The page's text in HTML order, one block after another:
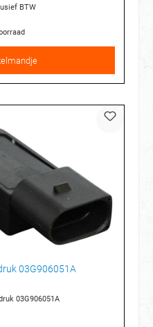
BTW
03G906051A
03G906051A